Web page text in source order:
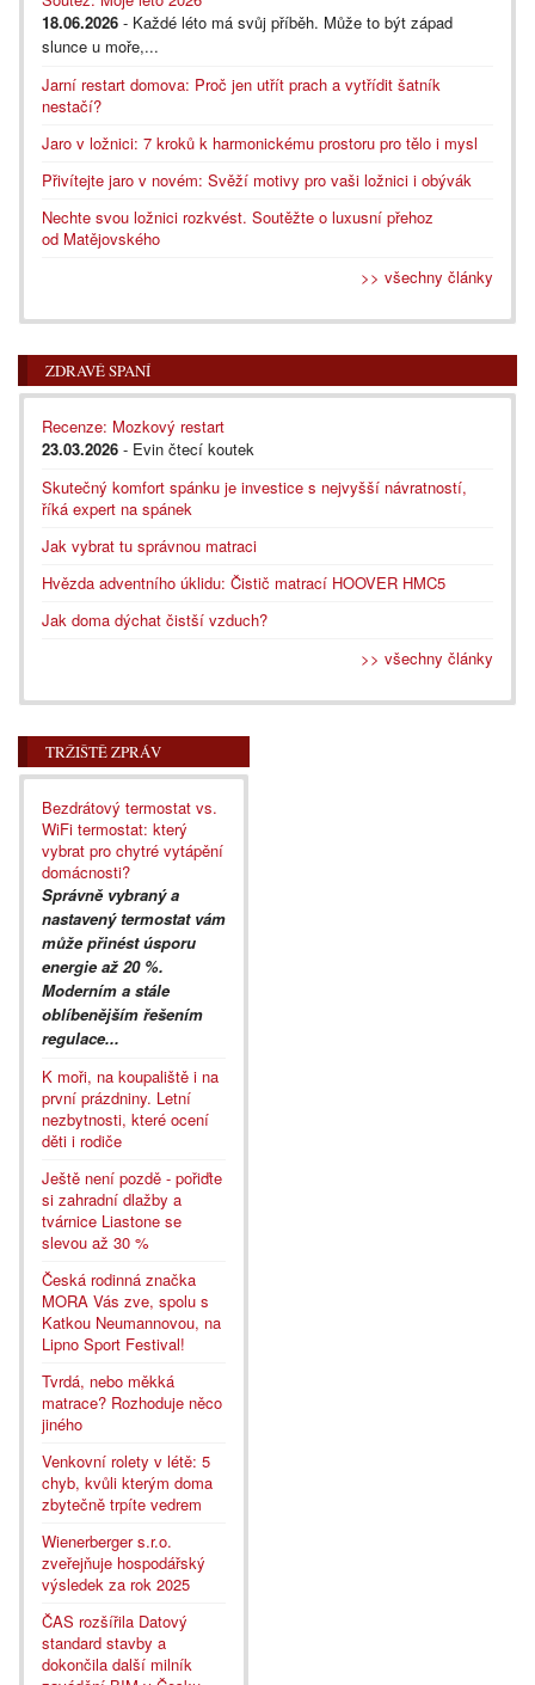
18.06.2026 - Každé léto má svůj příběh. Může to být západ
slunce u moře,...
Jarní restart domova: Proč jen utřít prach a vytřídit šatník
nestačí?
Jaro v ložnici: 7 kroků k harmonickému prostoru pro tělo i mysl
Přivítejte jaro v novém: Svěží motivy pro vaši ložnici i obývák
Nechte svou ložnici rozkvést. Soutěžte o luxusní přehoz
od Matějovského
>> všechny články
ZDRAVÉ SPANÍ
Recenze: Mozkový restart
23.03.2026 - Evin čtecí koutek
Skutečný komfort spánku je investice s nejvyšší návratností,
říká expert na spánek
Jak vybrat tu správnou matraci
Hvězda adventního úklidu: Čistič matrací HOOVER HMC5
Jak doma dýchat čistší vzduch?
>> všechny články
TRŽIŠTĚ ZPRÁV
Bezdrátový termostat vs.
WiFi termostat: který
vybrat pro chytré vytápění
domácnosti?
Správně vybraný a
nastavený termostat vám
může přinést úsporu
energie až 20 %.
Moderním a stále
oblíbenějším řešením
regulace...
K moři, na koupaliště i na
první prázdniny. Letní
nezbytnosti, které ocení
děti i rodiče
Ještě není pozdě - pořiďte
si zahradní dlažby a
tvárnice Liastone se
slevou až 30 %
Česká rodinná značka
MORA Vás zve, spolu s
Katkou Neumannovou, na
Lipno Sport Festival!
Tvrdá, nebo měkká
matrace? Rozhoduje něco
jiného
Venkovní rolety v létě: 5
chyb, kvůli kterým doma
zbytečně trpíte vedrem
Wienerberger s.r.o.
zveřejňuje hospodářský
výsledek za rok 2025
ČAS rozšířila Datový
standard stavby a
dokončila další milník